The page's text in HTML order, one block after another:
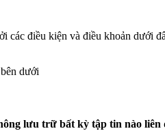
điều kiện và điều khoản dưới
dưới
lưu trữ bất kỳ tập tin nào liên